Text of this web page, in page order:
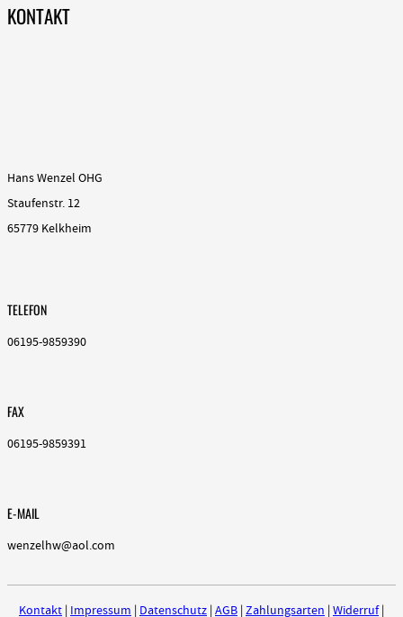
KONTAKT
Hans Wenzel OHG
Staufenstr. 12
65779 Kelkheim
TELEFON
06195-9859390
FAX
06195-9859391
E-MAIL
wenzelhw@aol.com
Kontakt | Impressum | Datenschutz | AGB | Zahlungsarten | Widerruf|